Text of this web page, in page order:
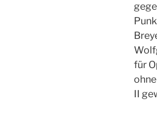
für
II